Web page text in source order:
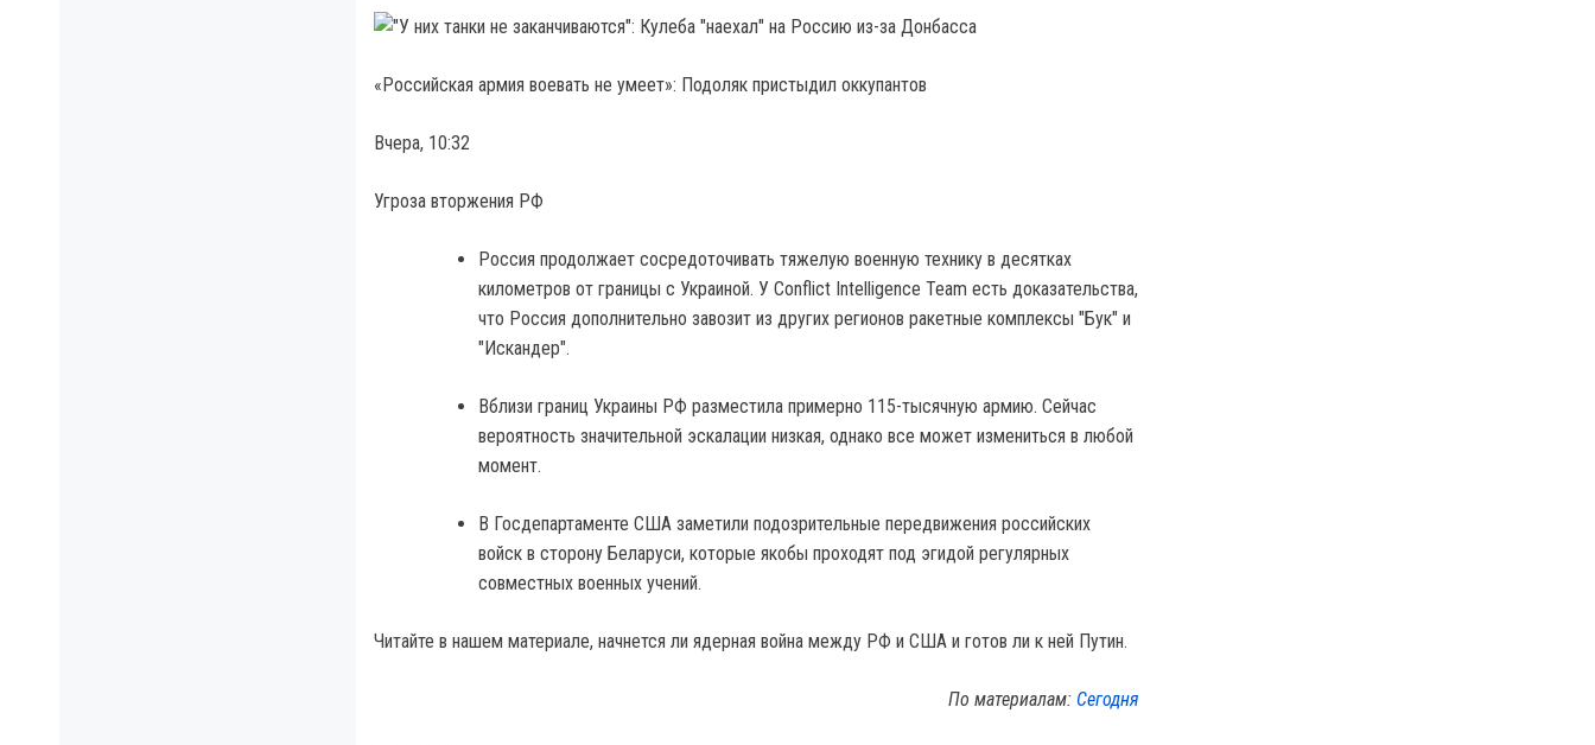
«Российская армия воевать не умеет»: Подоляк пристыдил оккупантов
Вчера, 10:32
Угроза вторжения РФ
Россия продолжает сосредоточивать тяжелую военную технику в десятках
километров от границы с Украиной. У Conflict Intelligence Team есть доказательства,
что Россия дополнительно завозит из других регионов ракетные комплексы "Бук" и
"Искандер".
Вблизи границ Украины РФ разместила примерно 115-тысячную армию. Сейчас
вероятность значительной эскалации низкая, однако все может измениться в любой
момент.
В Госдепартаменте США заметили подозрительные передвижения российских
войск в сторону Беларуси, которые якобы проходят под эгидой регулярных
совместных военных учений.
Читайте в нашем материале, начнется ли ядерная война между РФ и США и готов ли к ней Путин.
По материалам: Сегодня